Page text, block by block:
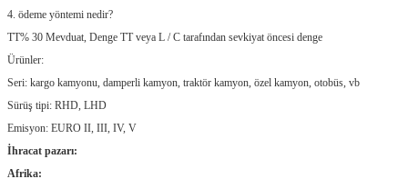
4. ödeme yöntemi nedir?
TT% 30 Mevduat, Denge TT veya L / C tarafından sevkiyat öncesi denge
Ürünler:
Seri: kargo kamyonu, damperli kamyon, traktör kamyon, özel kamyon, otobüs, vb
Sürüş tipi: RHD, LHD
Emisyon: EURO II, III, IV, V
İhracat pazarı:
Afrika: